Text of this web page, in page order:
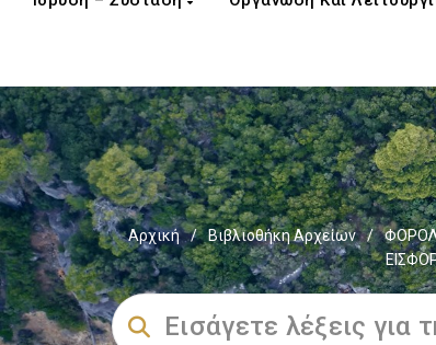
Αρχική / Βιβλιοθήκη Αρχείων /